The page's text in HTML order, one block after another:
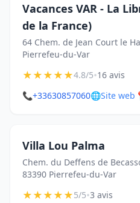
Vacances VAR - La
de la France)
64 Chem. de Jean Court le
Pierrefeu-du-Var
★★★★★4.8/5•16 avis
📞+33630857060🌐Site web
Villa Lou Palma
Chem. du Deffens de
83390 Pierrefeu-du-Var
★★★★★5/5•3 avis